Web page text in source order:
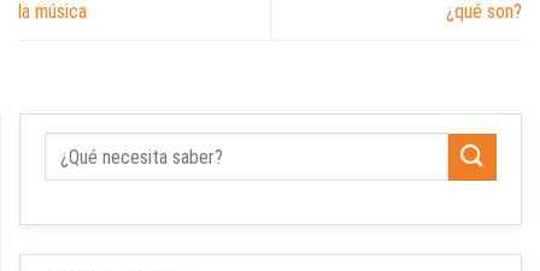
la música ¿qué son?